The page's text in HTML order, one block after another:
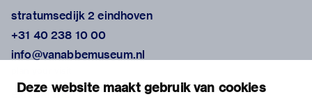
Deze website maakt gebruik van cookies
stratumsedijk 2 eindhoven
+31 40 238 10 00
info@vanabbemuseum.nl
exhibitions